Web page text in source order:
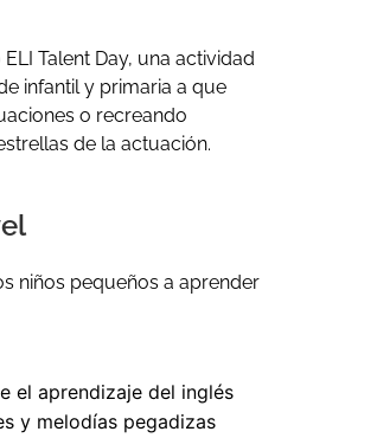
Talent Day, una actividad
infantil y primaria a que
o recreando
de la actuación.
niños pequeños a aprender
el aprendizaje del inglés
y melodías pegadizas